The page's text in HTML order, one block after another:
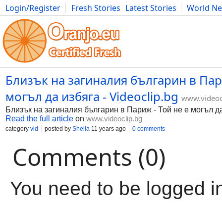
Login/Register Fresh Stories Latest Stories
World
Movies Anime Music Art Cars Advice Science
Близък на загиналия българин в
могъл да избяга - Videoclip.bg
Близък на загиналия българин в Париж - Той не е могъл
Read the full article on www.videoclip.bg
category vid posted by Shella 11 years ago 0 comments
Comments (0)
You need to be logged